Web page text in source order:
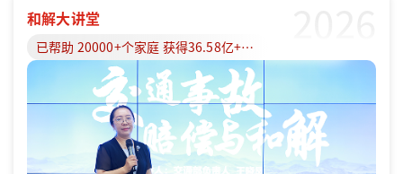
和解大讲堂
已帮助 20000+个家庭 获得36.58亿+赔偿款